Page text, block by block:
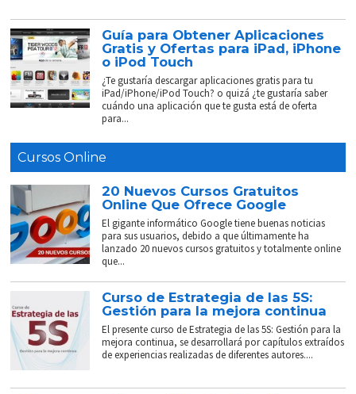
Guía para Obtener Aplicaciones
Gratis y Ofertas para iPad, iPhone
o iPod Touch
¿Te gustaría descargar aplicaciones gratis para tu
iPad/iPhone/iPod Touch? o quizá ¿te gustaría saber
cuándo una aplicación que te gusta está de oferta
para...
Cursos Online
20 Nuevos Cursos Gratuitos
Online Que Ofrece Google
El gigante informático Google tiene buenas noticias
para sus usuarios, debido a que últimamente ha
lanzado 20 nuevos cursos gratuitos y totalmente online
que...
Curso de Estrategia de las 5S:
Gestión para la mejora continua
El presente curso de Estrategia de las 5S: Gestión para la
mejora continua, se desarrollará por capítulos extraídos
de experiencias realizadas de diferentes autores....